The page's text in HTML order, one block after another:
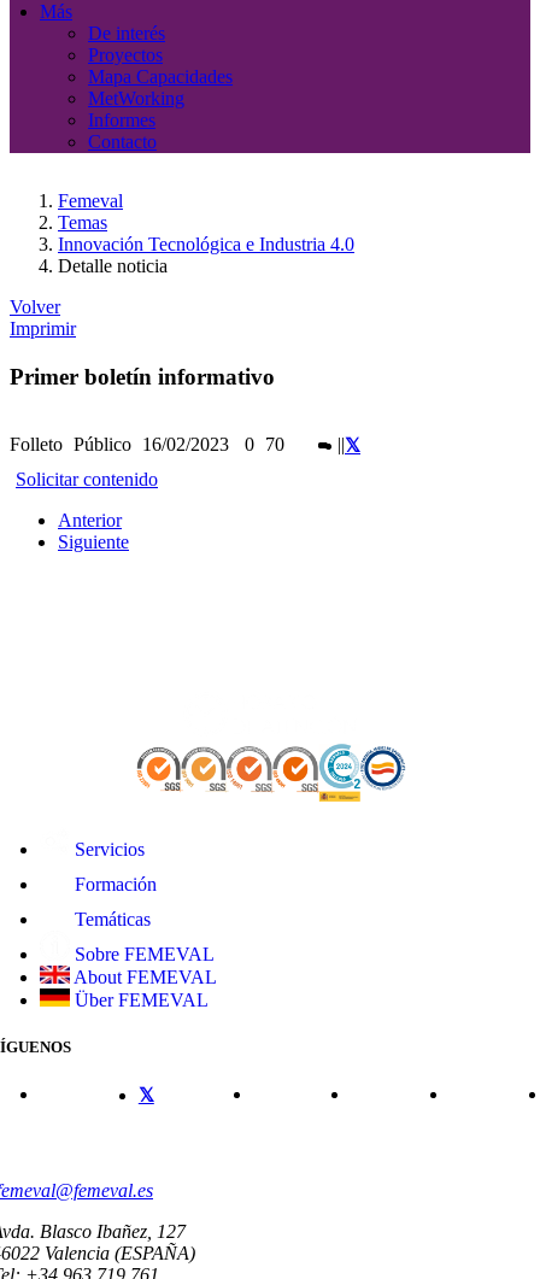
Más
De interés
Proyectos
Mapa Capacidades
MetWorking
Informes
Contacto
Femeval
Temas
Innovación Tecnológica e Industria 4.0
Detalle noticia
Volver
Imprimir
Primer boletín informativo
Folleto Público 16/02/2023 0 70 ||
Solicitar contenido
Anterior
Siguiente
Servicios
Formación
Temáticas
Sobre FEMEVAL
About FEMEVAL
Über FEMEVAL
Blasco Ibañez, 127
Valencia (ESPAÑA)
+34 963 719 761